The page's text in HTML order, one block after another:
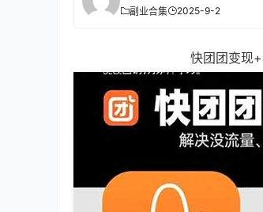
副业合集 2025-9-2
快团团变现